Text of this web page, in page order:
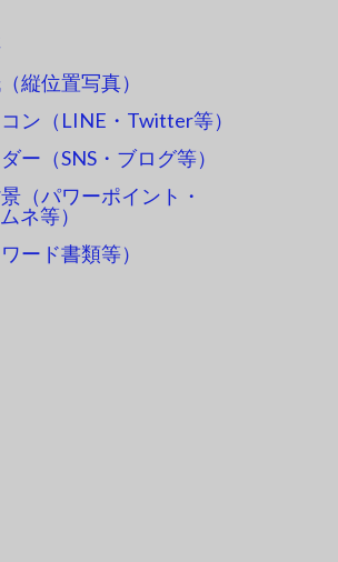
縦位置写真）
ン（LINE・Twitter等）
ー（SNS・ブログ等）
（パワーポイント・
ネ等）
ード書類等）